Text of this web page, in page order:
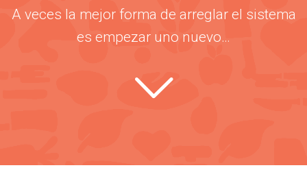
A veces la mejor forma de arreglar el sistema
es empezar uno nuevo…